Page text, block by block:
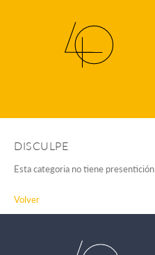
DISCULPE
Esta categoria no tiene presentición
Volver